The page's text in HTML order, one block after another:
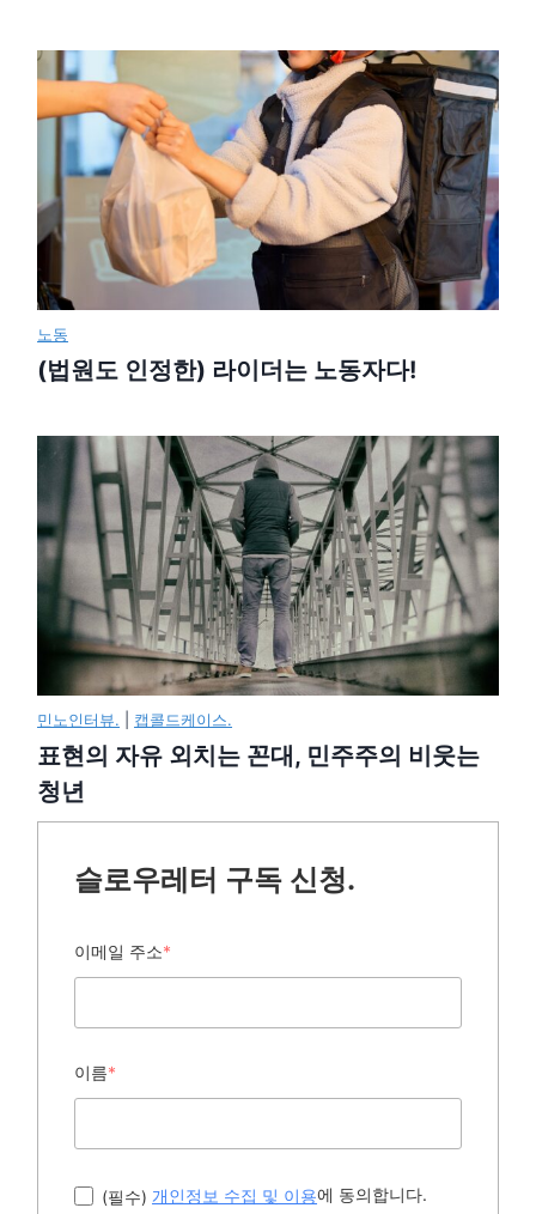
노동
(법원도 인정한) 라이더는 노동자다!
민노인터뷰. 캡콜드케이스.
표현의 자유 외치는 꼰대, 민주주의 비웃는
청년
슬로우레터 구독 신청.
이메일 주소*
이름*
(필수) 개인정보 수집 및 이용에 동의합니다.